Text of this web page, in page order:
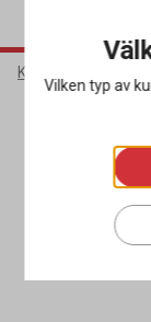
Kontorsmaterial
Vilken typ av